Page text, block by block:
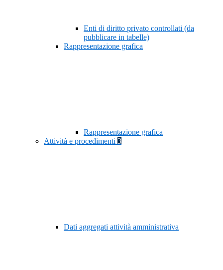
Enti di diritto privato controllati (da
pubblicare in tabelle)
Rappresentazione grafica
Rappresentazione grafica
Attività e procedimenti 3
Dati aggregati attività amministrativa